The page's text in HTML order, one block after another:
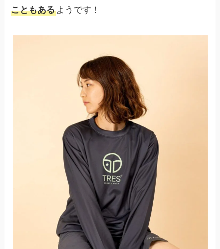
こともあるようです！